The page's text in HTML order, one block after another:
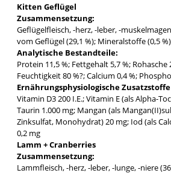
Kitten Geflügel
Zusammensetzung:
Geflügelfleisch, -herz, -leber, -
vom Geflügel (29,1 %); Mineralstoffe (0,5
Analytische Bestandteile:
Protein 11,5 %; Fettgehalt 5,7 %; Rohasche
Feuchtigkeit 80 %?; Calcium 0,4 %;
Ernährungsphysiologische
Vitamin D3 200 I.E.; Vitamin E (als Alpha-
Taurin 1.000 mg; Mangan (als
Zinksulfat, Monohydrat) 20 mg; Iod (als
0,2 mg
Lamm + Cranberries
Zusammensetzung:
Lammfleisch, -herz, -leber, -lunge, -niere